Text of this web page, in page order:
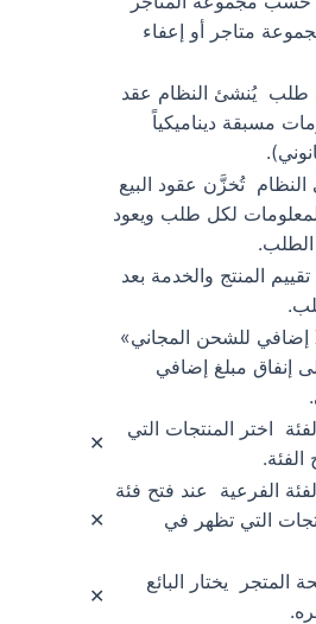
متاجر أو إعفاء
طلب يُنشئ النظام عقد
مسبقة ديناميكياً
تُخزَّن عقود البيع
لكل طلب ويعود
الطلب.
تقييم المنتج والخدمة بعد
حساب «تسوق بمقدار X إضافي للشحن المجاني»
إنفاق مبلغ إضافي
اختر المنتجات التي
✕
الفرعية
عند فتح فئة
التي تظهر في
✕
المتجر
يختار البائع
✕